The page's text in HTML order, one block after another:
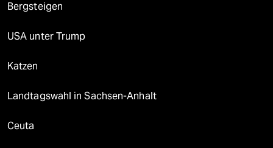
Bergsteigen
USA unter Trump
Katzen
Landtagswahl in Sachsen-Anhalt
Ceuta